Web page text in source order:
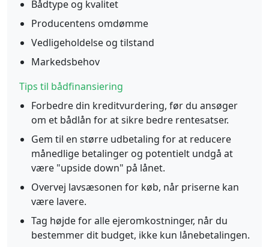
Bådtype og kvalitet
Producentens omdømme
Vedligeholdelse og tilstand
Markedsbehov
Tips til bådfinansiering
Forbedre din kreditvurdering, før du ansøger
om et bådlån for at sikre bedre rentesatser.
Gem til en større udbetaling for at reducere
månedlige betalinger og potentielt undgå at
være "upside down" på lånet.
Overvej lavsæsonen for køb, når priserne kan
være lavere.
Tag højde for alle ejeromkostninger, når du
bestemmer dit budget, ikke kun lånebetalingen.